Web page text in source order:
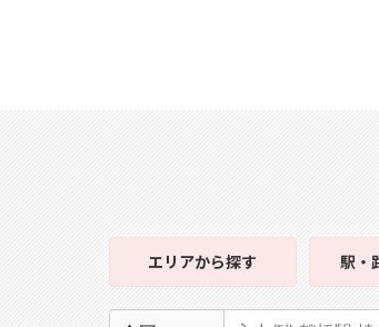
エリアから探す 駅・